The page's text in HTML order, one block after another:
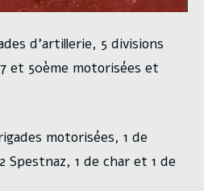
d’artillerie, 5 divisions
et 50ème motorisées et
motorisées, 1 de
Spestnaz, 1 de char et 1 de